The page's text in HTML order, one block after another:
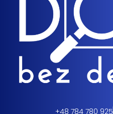
+48 784 780 925